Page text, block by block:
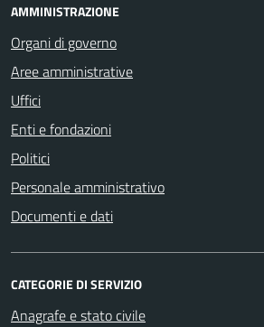
AMMINISTRAZIONE
Organi di governo
Aree amministrative
Uffici
Enti e fondazioni
Politici
Personale amministrativo
Documenti e dati
CATEGORIE DI SERVIZIO
Anagrafe e stato civile